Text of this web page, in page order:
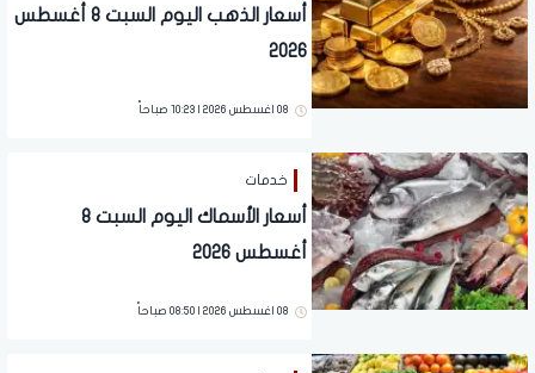
أسعار الذهب اليوم السبت 8 أغسطس
2026
08 اغسطس 2026 | 10:23 صباحاً
خدمات
أسعار الأسماك اليوم السبت 8
أغسطس 2026
08 اغسطس 2026 | 08:50 صباحاً